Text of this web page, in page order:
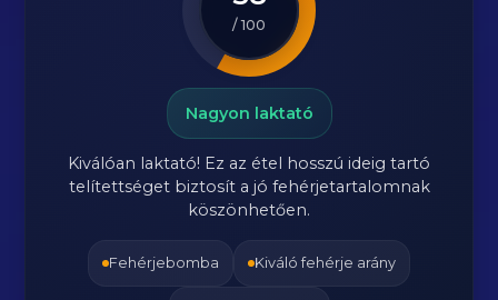
/ 100
Nagyon laktató
Kiválóan laktató! Ez az étel hosszú ideig tartó
telítettséget biztosít a jó fehérjetartalomnak
köszönhetően.
Fehérjebomba Kiváló fehérje arány